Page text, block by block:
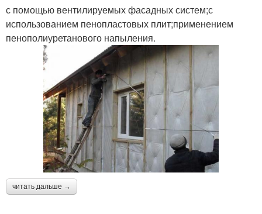
с помощью вентилируемых фасадных систем;с
использованием пенопластовых плит;применением
пенополиуретанового напыления.
читать дальше →